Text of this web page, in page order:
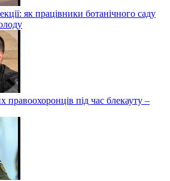
як працівники ботанічного саду
правоохоронців під час блекауту –